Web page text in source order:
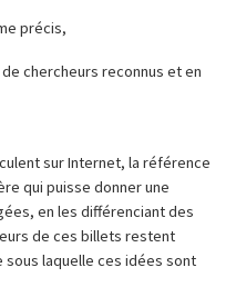
précis,
chercheurs reconnus et en
sur Internet, la référence
qui puisse donner une
en les différenciant des
de ces billets restent
laquelle ces idées sont